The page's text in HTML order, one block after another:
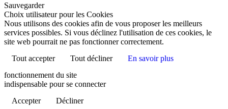
Sauvegarder
Choix utilisateur pour les Cookies
Nous utilisons des cookies afin de vous proposer les meilleurs
services possibles. Si vous déclinez l'utilisation de ces cookies, le
site web pourrait ne pas fonctionner correctement.
Tout accepter
Tout décliner
En savoir plus
fonctionnement du site
indispensable pour se connecter
Accepter
Décliner